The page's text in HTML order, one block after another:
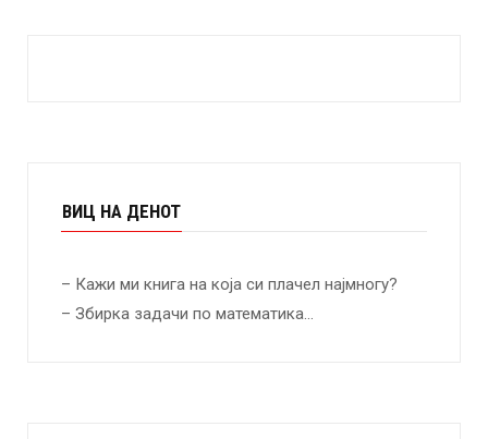
ВИЦ НА ДЕНОТ
– Кажи ми книга на која си плачел најмногу?
– Збирка задачи по математика…